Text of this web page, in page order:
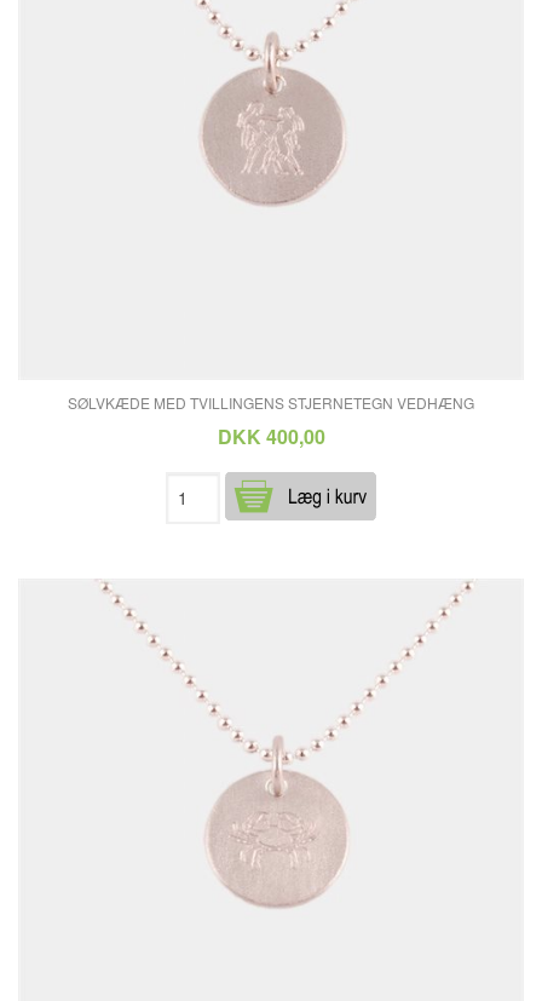
SØLVKÆDE MED TVILLINGENS STJERNETEGN VEDHÆNG
DKK 400,00